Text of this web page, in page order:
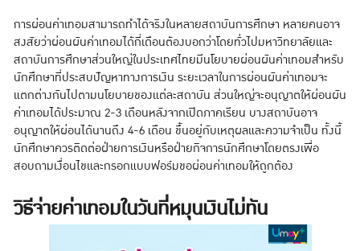
การผ่อนค่าเทอมสามารถทำได้จริงในหลายสถาบันการศึกษา หลายคนอาจ
สงสัยว่าผ่อนผันค่าเทอมได้กี่เดือนต้องบอกว่าโดยทั่วไปมหาวิทยาลัยและ
สถาบันการศึกษาส่วนใหญ่ในประเทศไทยมีนโยบายผ่อนผันค่าเทอมสำหรับ
นักศึกษาที่ประสบปัญหาทางการเงิน ระยะเวลาในการผ่อนผันค่าเทอมจะ
แตกต่างกันไปตามนโยบายของแต่ละสถาบัน ส่วนใหญ่จะอนุญาตให้ผ่อนผัน
ค่าเทอมได้ประมาณ 2-3 เดือนหลังจากเปิดภาคเรียน บางสถาบันอาจ
อนุญาตให้ผ่อนได้นานถึง 4-6 เดือน ขึ้นอยู่กับเหตุผลและความจำเป็น ทั้งนี้
นักศึกษาควรติดต่อฝ่ายการเงินหรือฝ่ายกิจการนักศึกษาโดยตรงเพื่อ
สอบถามเงื่อนไขและกรอกแบบฟอร์มขอผ่อนค่าเทอมให้ถูกต้อง
วิธีจ่ายค่าเทอมในวันที่หมุนเงินไม่ทัน